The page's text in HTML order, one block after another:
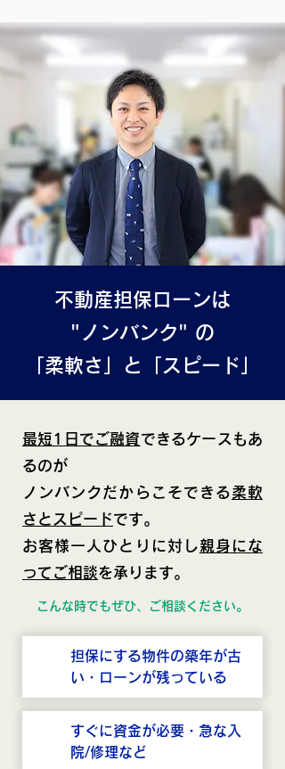
不動産担保ローンは
"ノンバンク" の
「柔軟さ」と「スピード」
最短1日でご融資できるケースもあ
るのが
ノンバンクだからこそできる柔軟
さとスピードです。
お客様一人ひとりに対し親身にな
ってご相談を承ります。
こんな時でもぜひ、ご相談ください。
担保にする物件の築年が古
い・ローンが残っている
すぐに資金が必要・急な入
院/修理など